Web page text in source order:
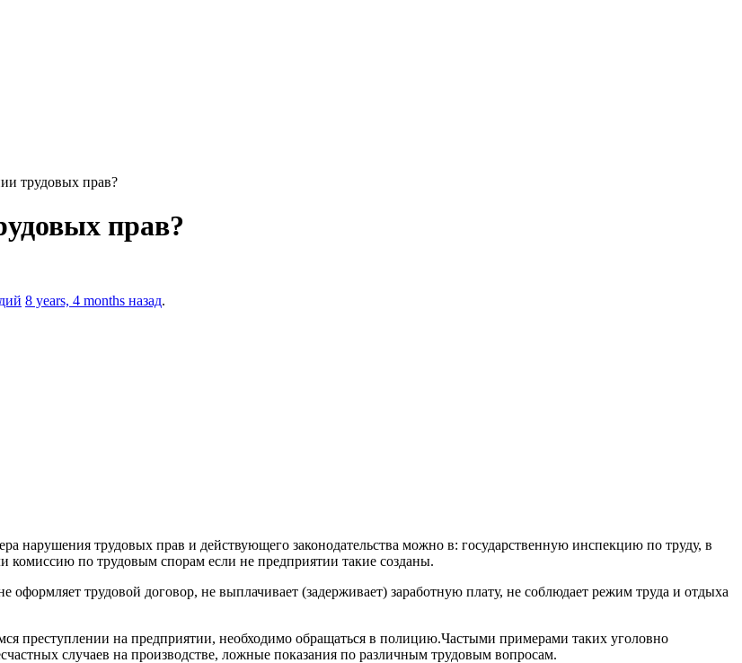
трудовых прав?
прав?
8 years, 4 months назад.
нарушения трудовых прав и действующего законодательства можно в: государственную инспекцию по труду, в
по трудовым спорам если не предприятии такие созданы.
трудовой договор, не выплачивает (задерживает) заработную плату, не соблюдает режим труда и отдыха
преступлении на предприятии, необходимо обращаться в полицию.Частыми примерами таких уголовно
случаев на производстве, ложные показания по различным трудовым вопросам.